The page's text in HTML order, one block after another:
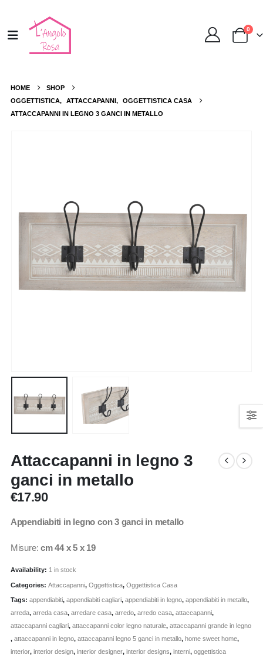
0
HOME
SHOP
OGGETTISTICA, ATTACCAPANNI,
OGGETTISTICA CASA
ATTACCAPANNI IN LEGNO 3 GANCI IN METALLO
Attaccapanni in legno 3
ganci in metallo
€17.90
Appendiabiti in legno con 3 ganci in metallo
Misure: cm 44 x 5 x 19
Availability: 1 in stock
Categories: Attaccapanni, Oggettistica, Oggettistica Casa
Tags: appendiabiti, appendiabiti cagliari, appendiabiti in legno, appendiabiti in metallo,
arreda, arreda casa, arredare casa, arredo, arredo casa, attaccapanni,
attaccapanni cagliari, attaccapanni color legno naturale, attaccapanni grande in legno
, attaccapanni in legno, attaccapanni legno 5 ganci in metallo, home sweet home,
interior, interior design, interior designer, interior designs, interni, oggettistica